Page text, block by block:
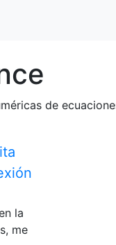
de
la
me